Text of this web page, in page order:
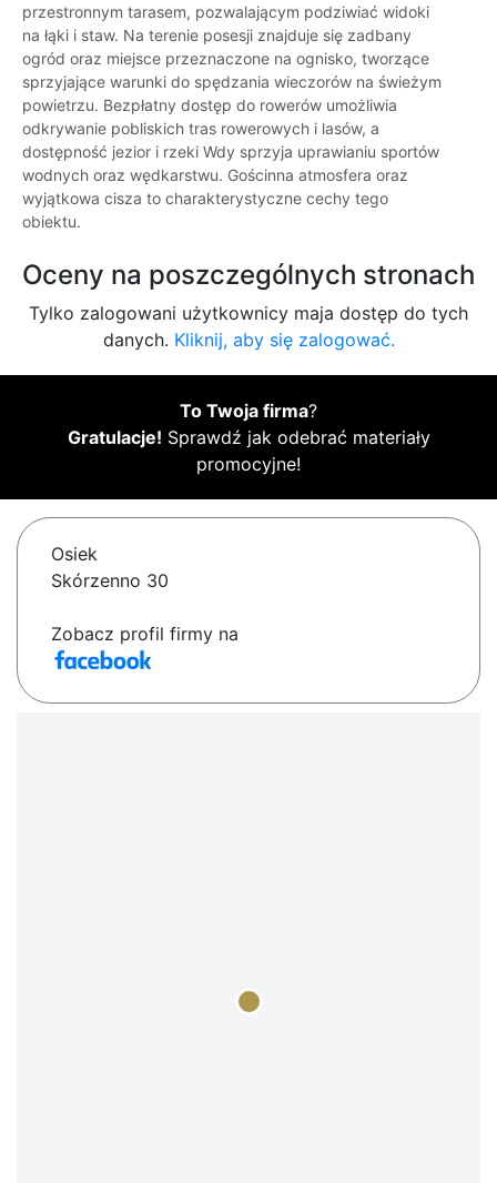
przestronnym tarasem, pozwalającym podziwiać widoki
na łąki i staw. Na terenie posesji znajduje się zadbany
ogród oraz miejsce przeznaczone na ognisko, tworzące
sprzyjające warunki do spędzania wieczorów na świeżym
powietrzu. Bezpłatny dostęp do rowerów umożliwia
odkrywanie pobliskich tras rowerowych i lasów, a
dostępność jezior i rzeki Wdy sprzyja uprawianiu sportów
wodnych oraz wędkarstwu. Gościnna atmosfera oraz
wyjątkowa cisza to charakterystyczne cechy tego
obiektu.
Oceny na poszczególnych stronach
Tylko zalogowani użytkownicy maja dostęp do tych
danych. Kliknij, aby się zalogować.
To Twoja firma?
Gratulacje! Sprawdź jak odebrać materiały
promocyjne!
Osiek
Skórzenno 30
Zobacz profil firmy na